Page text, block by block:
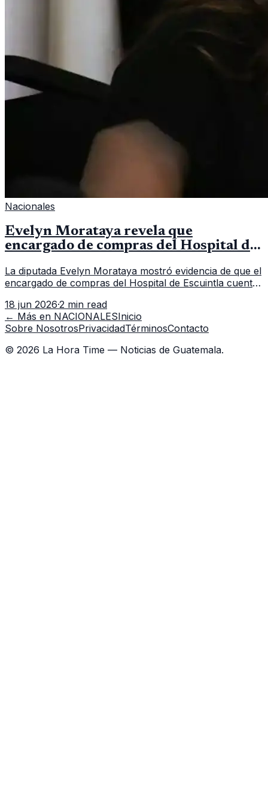
Nacionales
Evelyn Morataya revela que
encargado de compras del Hospital de
La diputada Evelyn Morataya mostró evidencia de que el
encargado de compras del Hospital de Escuintla cuenta
capacitación en la capital.
18 jun 2026·2 min read
← Más en NACIONALESInicio
Sobre NosotrosPrivacidadTérminosContacto
© 2026 La Hora Time — Noticias de Guatemala.